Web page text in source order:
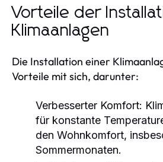
Vorteile der
Klimaanlagen
Die Installation einer
Vorteile mit sich, darunter:
Verbesserter Komfort:
für konstante
den Wohnkomfort,
Sommermonaten.